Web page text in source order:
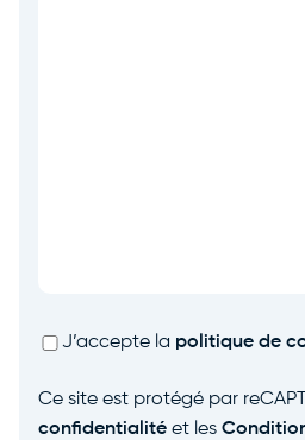
RGPD*
J’accepte la politique de
Ce site est protégé par
confidentialité et les